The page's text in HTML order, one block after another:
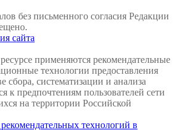
без письменного согласия Редакции
сайта
применяются рекомендательные
технологии предоставления
сбора, систематизации и анализа
к предпочтениям пользователей сети
на территории Российской
технологий в